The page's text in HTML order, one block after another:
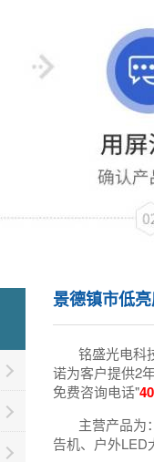
景德镇市低
铭盛光电科
诺为客户提供2
免费咨询电话"
主营产品为
告机、户外LED